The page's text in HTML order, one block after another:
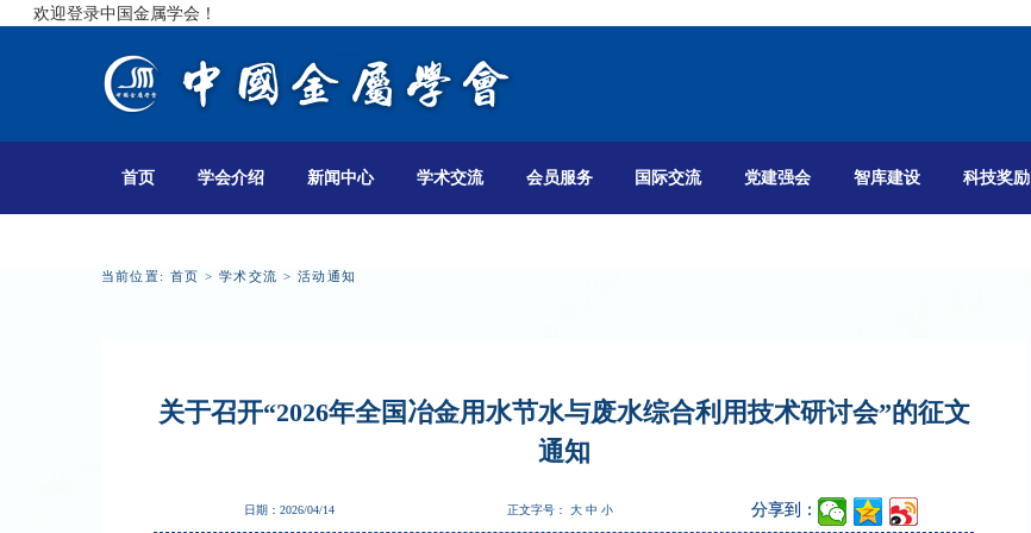
欢迎登录中国金属学会！
首页 学会介绍 新闻中心 学术交流 会员服务 国际交流 党建强会 智库建设 科技奖励
当前位置: 首页 > 学术交流 > 活动通知
关于召开“2026年全国冶金用水节水与废水综合利用技术研讨会”的征文
通知
日期：2026/04/14 正文字号： 大 中 小 分享到：